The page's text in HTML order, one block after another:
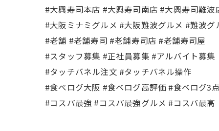
#大興寿司本店 #大興寿司南店 #大興寿司難波
#大阪ミナミグルメ #大阪難波グルメ #難波グ
#老舗 #老舗寿司 #老舗寿司店 #老舗寿司屋
#スタッフ募集 #正社員募集 #アルバイト募集
#タッチパネル注文 #タッチパネル操作
#食べログ大阪 #食べログ高評価 #食べログ3
#コスパ最強 #コスパ最強グルメ #コスパ最高